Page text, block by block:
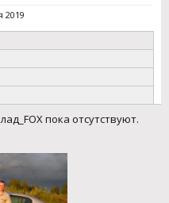
2019
пока отсутствуют.